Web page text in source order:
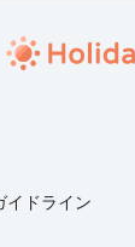
イドライン